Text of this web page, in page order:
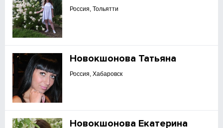
Россия, Тольятти
Новокшонова Татьяна
Россия, Хабаровск
Новокшонова Екатерина